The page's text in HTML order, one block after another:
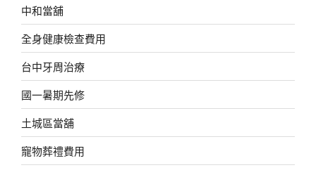
中和當舖
全身健康檢查費用
台中牙周治療
國一暑期先修
土城區當舖
寵物葬禮費用